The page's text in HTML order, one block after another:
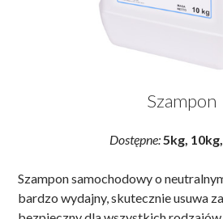
Szampon
Dostępne: 5kg,
Szampon samochodowy o
bardzo wydajny, skutecznie usuwa